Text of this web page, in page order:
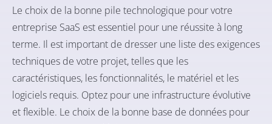
Le choix de la bonne pile technologique pour votre
entreprise SaaS est essentiel pour une réussite à long
terme. Il est important de dresser une liste des exigences
techniques de votre projet, telles que les
caractéristiques, les fonctionnalités, le matériel et les
logiciels requis. Optez pour une infrastructure évolutive
et flexible. Le choix de la bonne base de données pour